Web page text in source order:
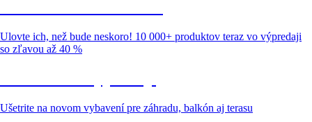
Ulovte ich, než bude neskoro! 10 000+ produktov teraz vo výpredaji
so zľavou až 40 %
Ušetrite na novom vybavení pre záhradu, balkón aj terasu